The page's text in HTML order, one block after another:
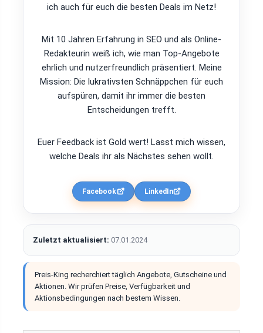
ich auch für euch die besten Deals im Netz!
Mit 10 Jahren Erfahrung in SEO und als Online-
Redakteurin weiß ich, wie man Top-Angebote
ehrlich und nutzerfreundlich präsentiert. Meine
Mission: Die lukrativsten Schnäppchen für euch
aufspüren, damit ihr immer die besten
Entscheidungen trefft.
Euer Feedback ist Gold wert! Lasst mich wissen,
welche Deals ihr als Nächstes sehen wollt.
Facebook LinkedIn
Zuletzt aktualisiert: 07.01.2024
Preis-King recherchiert täglich Angebote, Gutscheine und
Aktionen. Wir prüfen Preise, Verfügbarkeit und
Aktionsbedingungen nach bestem Wissen.